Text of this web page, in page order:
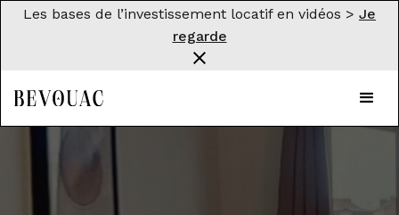
Les bases de l’investissement locatif en vidéos > Je
regarde